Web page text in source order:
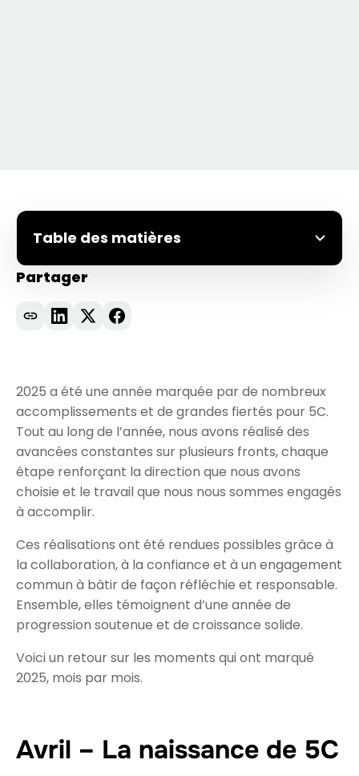
Table des matières
Avril – La naissance de 5C
Mai – L’émergence d’un nouveau
mondiale
Juillet – Capital et capacité
Août – Mobilisation de la communauté
Septembre – L’IA souveraine au premier
plan
Octobre – En route vers Memphis
Novembre – Validation mondiale à
Supercomputing
Regard vers l’avenir : un avenir mondial
de l’IA, bâti au Canada
Partager
2025 a été une année marquée par de nombreux
accomplissements et de grandes fiertés pour 5C.
Tout au long de l’année, nous avons réalisé des
avancées constantes sur plusieurs fronts, chaque
étape renforçant la direction que nous avons
choisie et le travail que nous nous sommes engagés
à accomplir.
Ces réalisations ont été rendues possibles grâce à
la collaboration, à la confiance et à un engagement
commun à bâtir de façon réfléchie et responsable.
Ensemble, elles témoignent d’une année de
progression soutenue et de croissance solide.
Voici un retour sur les moments qui ont marqué
2025, mois par mois.
Avril – La naissance de 5C